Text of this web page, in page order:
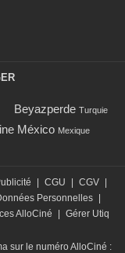
Beyazperde Turquie
México Mexique
CGU CGV
Personnelles
AlloCiné
Gérer Utiq
sur le numéro AlloCiné :